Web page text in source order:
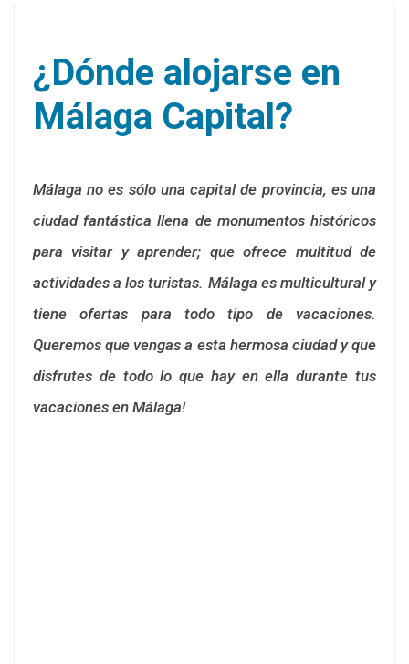
¿Dónde alojarse en
Málaga Capital?
Málaga no es sólo una capital de provincia, es una
ciudad fantástica llena de monumentos históricos
para visitar y aprender; que ofrece multitud de
actividades a los turistas. Málaga es multicultural y
tiene ofertas para todo tipo de vacaciones.
Queremos que vengas a esta hermosa ciudad y que
disfrutes de todo lo que hay en ella durante tus
vacaciones en Málaga!